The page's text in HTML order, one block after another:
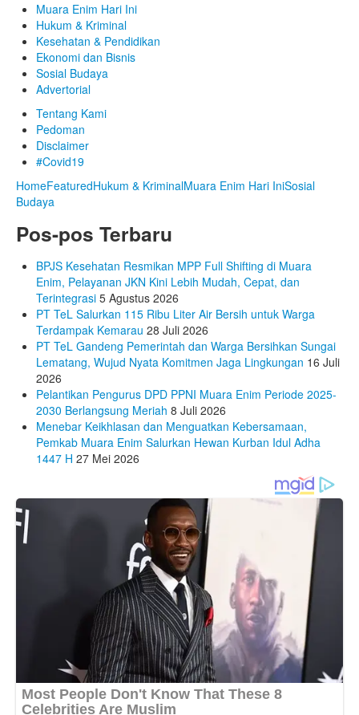
Muara Enim Hari Ini
Hukum & Kriminal
Kesehatan & Pendidikan
Ekonomi dan Bisnis
Sosial Budaya
Advertorial
Tentang Kami
Pedoman
Disclaimer
#Covid19
HomeFeaturedHukum & KriminalMuara Enim Hari IniSosial
Budaya
Pos-pos Terbaru
BPJS Kesehatan Resmikan MPP Full Shifting di Muara
Enim, Pelayanan JKN Kini Lebih Mudah, Cepat, dan
Terintegrasi 5 Agustus 2026
PT TeL Salurkan 115 Ribu Liter Air Bersih untuk Warga
Terdampak Kemarau 28 Juli 2026
PT TeL Gandeng Pemerintah dan Warga Bersihkan Sungai
Lematang, Wujud Nyata Komitmen Jaga Lingkungan 16 Juli
2026
Pelantikan Pengurus DPD PPNI Muara Enim Periode 2025-
2030 Berlangsung Meriah 8 Juli 2026
Menebar Keikhlasan dan Menguatkan Kebersamaan,
Pemkab Muara Enim Salurkan Hewan Kurban Idul Adha
1447 H 27 Mei 2026